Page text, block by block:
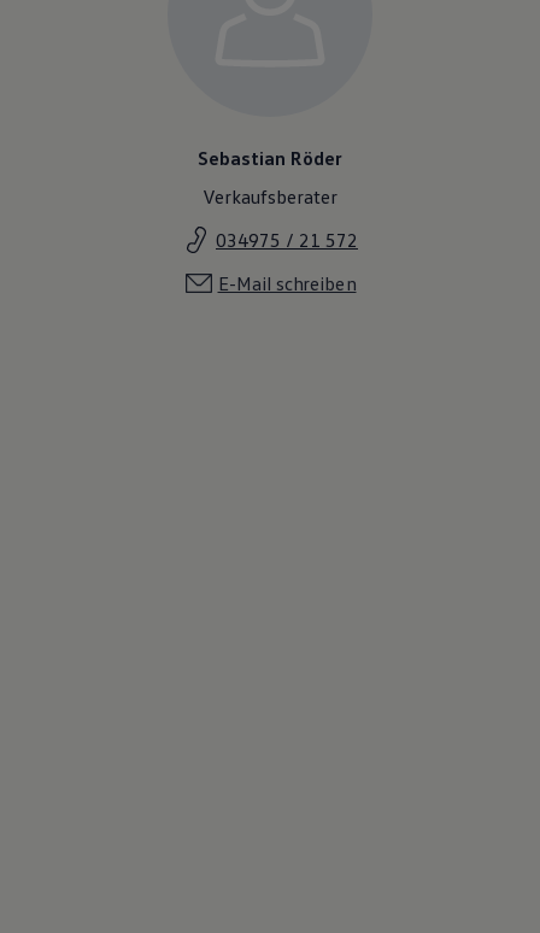
Pannen- und Unfallhilfe
Volkswagen Kundenbetreuung
Sebastian Röder
Verkaufsberater
034975 / 21 572
E-Mail schreiben